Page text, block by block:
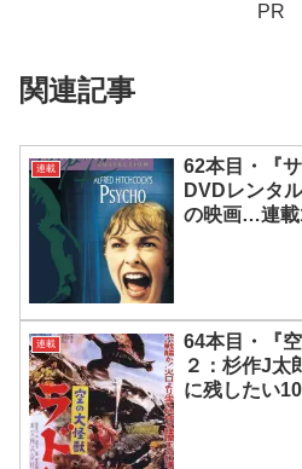
PR
関連記事
連載
62本目・『
DVDレンタ
の映画…連載
連載
64本目・『
２：杉作J太
に残したい